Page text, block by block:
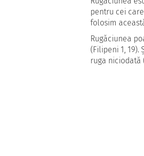
pentru cei
folosim
Rugăciunea
(Filipeni 1,
ruga niciodată